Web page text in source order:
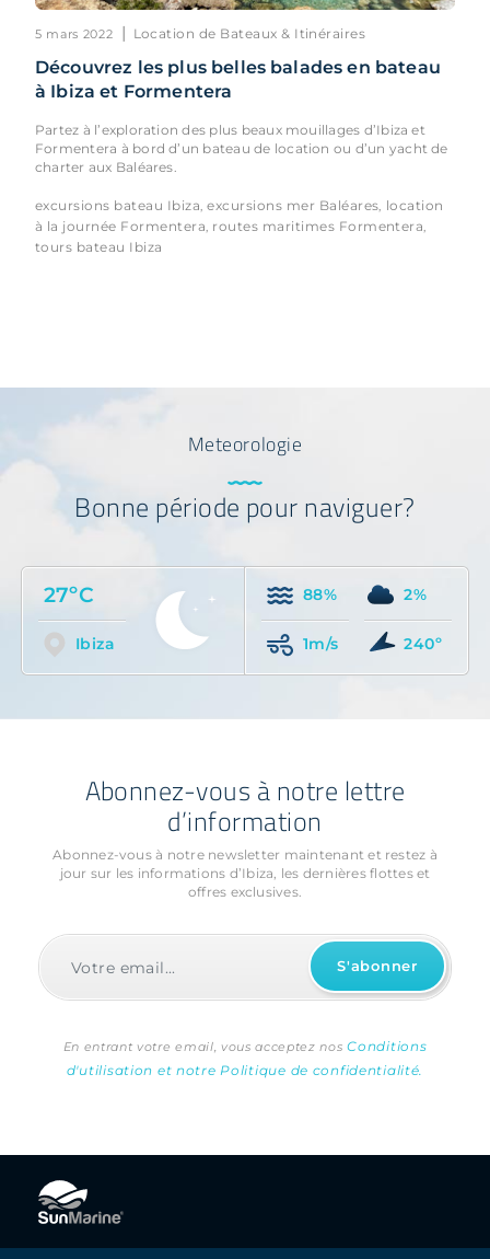
5 mars 2022 | Location de Bateaux & Itinéraires
Découvrez les plus belles balades en bateau
à Ibiza et Formentera
Partez à l’exploration des plus beaux mouillages d’Ibiza et
Formentera à bord d’un bateau de location ou d’un yacht de
charter aux Baléares.
excursions bateau Ibiza ,excursions mer Baléares location
à la journée Formentera routes maritimes Formentera
tours bateau Ibiza
Meteorologie
Bonne période pour naviguer?
27ºC
Ibiza
88%
1m/s
2%
240º
Abonnez-vous à notre lettre
d’information
Abonnez-vous à notre newsletter maintenant et restez à
jour sur les informations d’Ibiza, les dernières flottes et
offres exclusives.
En entrant votre email, vous acceptez nosConditions
d'utilisation et notre Politique de confidentialité.